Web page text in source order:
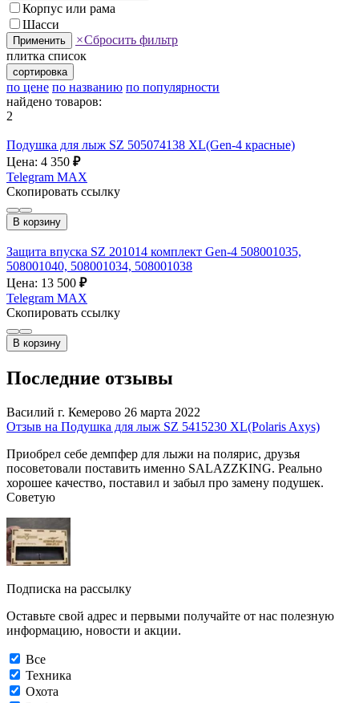
Корпус или рама
Шасси
Применить ×Сбросить фильтр
плитка список
сортировка
по цене по названию по популярности
найдено товаров:
2
Подушка для лыж SZ 505074138 XL(Gen-4 красные)
Цена: 4 350 ₽
Telegram MAX
Скопировать ссылку
В корзину
Защита впуска SZ 201014 комплект Gen-4 508001035,
508001040, 508001034, 508001038
Цена: 13 500 ₽
Telegram MAX
Скопировать ссылку
В корзину
Последние отзывы
Василий г. Кемерово 26 марта 2022
Отзыв на Подушка для лыж SZ 5415230 XL(Polaris Axys)
Приобрел себе демпфер для лыжи на полярис, друзья
посоветовали поставить именно SALAZZKING. Реально
хорошее качество, поставил и забыл про замену подушек.
Советую
Подписка на рассылку
Оставьте свой адрес и первыми получайте от нас полезную
информацию, новости и акции.
Все
Техника
Охота